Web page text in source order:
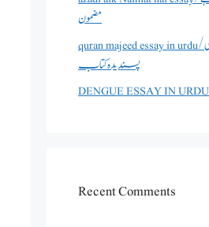
مضمون
quran majeed essay in urdu/قرآن مجید میری
پسندیدہ کتاب
Recent Comments